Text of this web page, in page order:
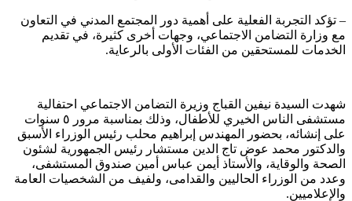
– تؤكد التجربة الفعلية على أهمية دور المجتمع المدني في التعاون
مع وزارة التضامن الاجتماعي، وجهات أخرى كثيرة، في تقديم
الخدمات للمستحقين من الفئات الأولى بالرعاية.
شهدت السيدة نيفين القباج وزيرة التضامن الاجتماعي احتفالية
مستشفى الناس الخيري للأطفال، وذلك بمناسبة مرور ٥ سنوات
على إنشائه، بحضور المهندس إبراهيم محلب رئيس الوزراء الأسبق
والدكتور محمد عوض تاج الدين مستشار رئيس الجمهورية لشئون
الصحة والوقاية، والأستاذ أيمن عباس أمين صندوق المستشفى،
وعدد من الوزراء الحاليين والقدامى، ولفيف من الشخصيات العامة
والإعلاميين.